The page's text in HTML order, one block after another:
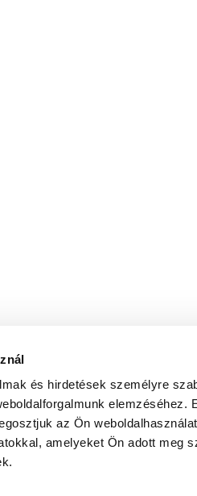
és hirdetések személyre
elemzéséhez.
az Ön
amelyeket Ön adott meg